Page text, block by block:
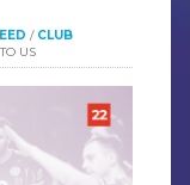
/ CLUB
US